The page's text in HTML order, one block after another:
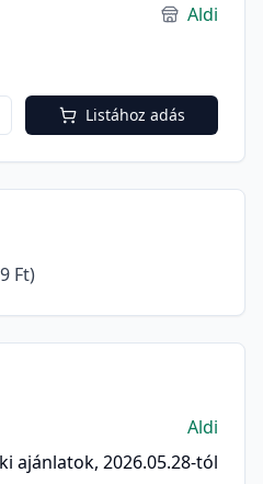
Aldi
Listához adás
Ft)
Aldi
ajánlatok, 2026.05.28-tól